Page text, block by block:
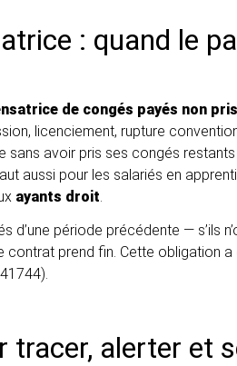
: quand le
de congés payés non pris
licenciement, rupture
sans avoir pris ses congés
aussi pour les salariés en
ayants droit.
d’une période précédente — s’ils
contrat prend fin. Cette obligation
tracer, alerter et